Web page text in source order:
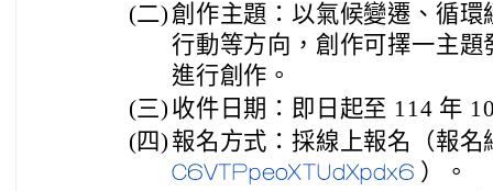
(二) 創作主題：以氣候變遷、循
行動等方向，創作可擇一主
進行創作。
(三) 收件日期：即日起至 114 年
(四) 報名方式：採線上報名（報
C6VTPpeoXTUdXpdx6 ）。